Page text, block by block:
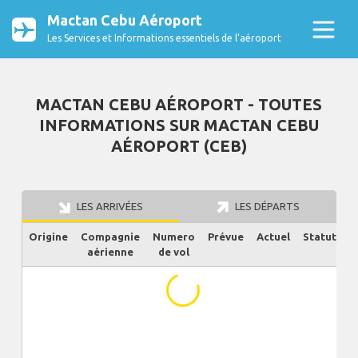
Mactan Cebu Aéroport
Les Services et Informations essentiels de l’aéroport
MACTAN CEBU AÉROPORT - TOUTES
INFORMATIONS SUR MACTAN CEBU
AÉROPORT (CEB)
LES ARRIVÉES LES DÉPARTS
Origine
Compagnie
aérienne
Numero
de vol
Prévue Actuel Statut